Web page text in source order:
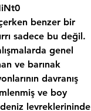
benzer bir
sadece bu değil.
genel
ve barınak
davranış
ve boy
levreklerininde